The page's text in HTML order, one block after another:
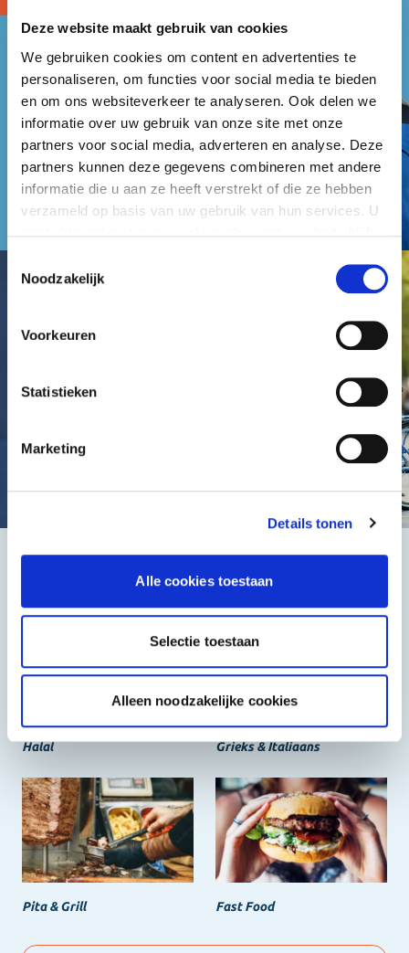
Deze website maakt gebruik van cookies
We gebruiken cookies om content en advertenties te
personaliseren, om functies voor social media te bieden
en om ons websiteverkeer te analyseren. Ook delen we
informatie over uw gebruik van onze site met onze
partners voor social media, adverteren en analyse. Deze
partners kunnen deze gegevens combineren met andere
informatie die u aan ze heeft verstrekt of die ze hebben
verzameld op basis van uw gebruik van hun services. U
Noodzakelijk
Voorkeuren
Statistieken
Marketing
Details tonen
Alle cookies toestaan
Selectie toestaan
Alleen noodzakelijke cookies
Het beste, de goedkoopste
Halal Grieks & Italiaans
Pita & Grill Fast Food